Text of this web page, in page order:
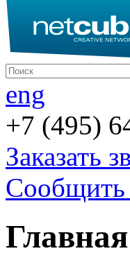
eng
+7 (495)
Заказать
Сообщить